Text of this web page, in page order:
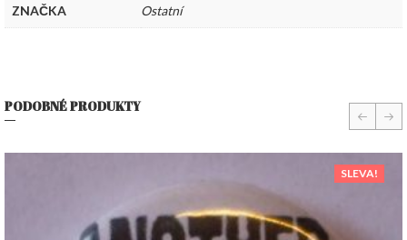
ZNAČKA Ostatní
PODOBNÉ PRODUKTY
SLEVA!
prev